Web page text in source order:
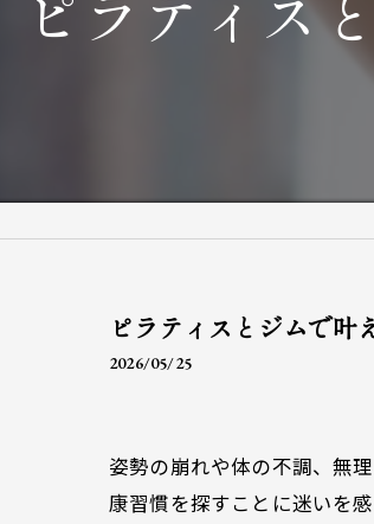
ピラティス
ピラティスとジムで叶
2026/05/25
姿勢の崩れや体の不調、無
康習慣を探すことに迷いを